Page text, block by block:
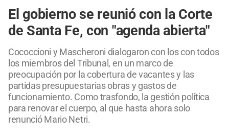
El gobierno se reunió con la Corte
de Santa Fe, con "agenda abierta"
Cococcioni y Mascheroni dialogaron con los con todos
los miembros del Tribunal, en un marco de
preocupación por la cobertura de vacantes y las
partidas presupuestarias obras y gastos de
funcionamiento. Como trasfondo, la gestión política
para renovar el cuerpo, al que hasta ahora solo
renunció Mario Netri.